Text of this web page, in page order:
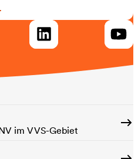
im VVS-Gebiet